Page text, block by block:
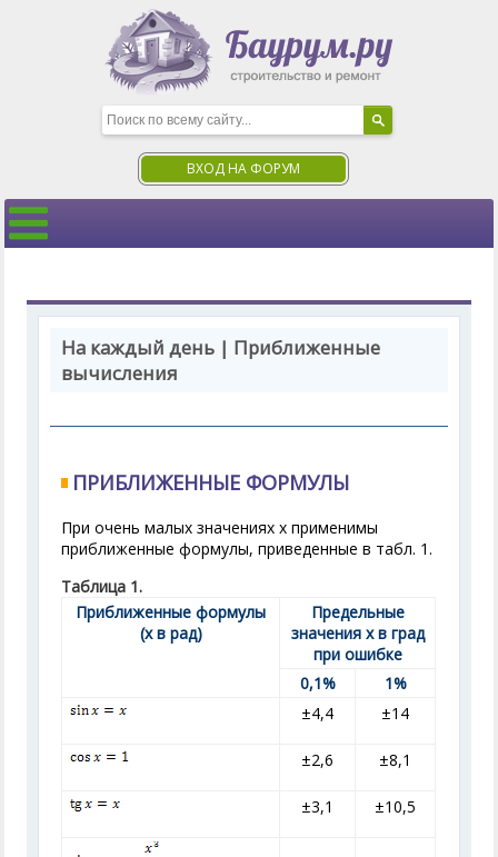
ВХОД НА ФОРУМ
На каждый день | Приближенные
вычисления
ПРИБЛИЖЕННЫЕ ФОРМУЛЫ
При очень малых значениях х применимы
приближенные формулы, приведенные в табл. 1.
Таблица 1.
Приближенные формулы
(х в рад)
Предельные
значения х в град
при ошибке
0,1%
1%
±4,4
±14
±2,6 ±8,1
±3,1 ±10,5